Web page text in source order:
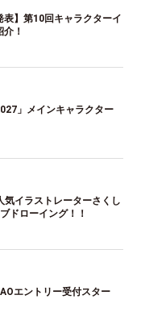
表】第10回キャラクターイ
！
」メインキャラクター
気イラストレーターさくし
ドローイング！！
エントリー受付スター